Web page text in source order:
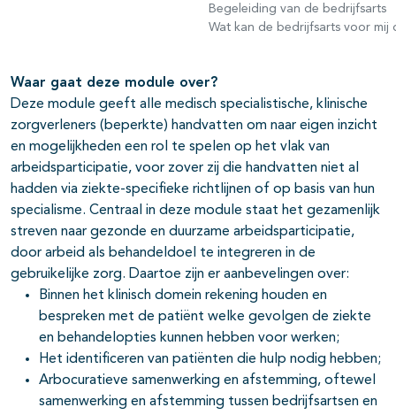
Begeleiding van de bedrijfsarts
Wat kan de bedrijfsarts voor mij
Waar gaat deze module over?
Deze module geeft alle medisch specialistische, klinische
zorgverleners (beperkte) handvatten om naar eigen inzicht
en mogelijkheden een rol te spelen op het vlak van
arbeidsparticipatie, voor zover zij die handvatten niet al
hadden via ziekte-specifieke richtlijnen of op basis van hun
specialisme. Centraal in deze module staat het gezamenlijk
streven naar gezonde en duurzame arbeidsparticipatie,
door arbeid als behandeldoel te integreren in de
gebruikelijke zorg. Daartoe zijn er aanbevelingen over:
Binnen het klinisch domein rekening houden en
bespreken met de patiënt welke gevolgen de ziekte
en behandelopties kunnen hebben voor werken;
Het identificeren van patiënten die hulp nodig hebben;
Arbocuratieve samenwerking en afstemming, oftewel
samenwerking en afstemming tussen bedrijfsartsen en